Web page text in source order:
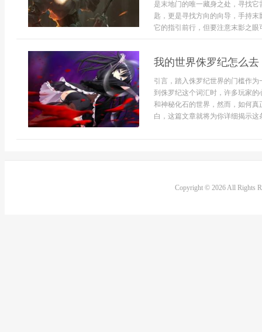
是末地门的唯一藏身之处，寻找
匙，更是寻找方向的向导，手持
它的指引前行，但要注意末影之
我的世界侏罗纪怎么
引言，踏入侏罗纪世界的门槛作
到侏罗纪这个词汇时，许多玩家
和神秘化石的世界，然而，如何
白，这篇文章就将为你详细揭示
Copyright © 2026 All Rights